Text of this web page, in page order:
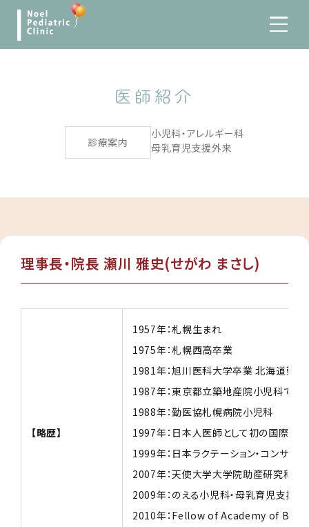
医師紹介
診療案内
小児科・アレルギー科
母乳育児支援外来
理事長・院長 瀬川 雅史(せがわ まさし)
【略歴】
1957年：札幌生まれ
1975年：札幌西高卒業
1981年：旭川医科大学卒業 北海道勤
1987年：東京都立築地産院小児科で研
1988年：勤医協札幌病院小児科
1997年：日本人医師として初の国際認
1999年：日本ラクテーション・コンサル
2007年：天使大学大学院助産研究
2009年：のえる小児科・母乳育児支
2010年：Fellow of Academy of